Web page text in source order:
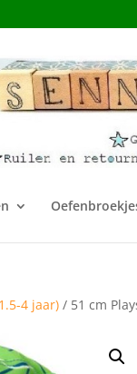
4 jaar) / 51 cm